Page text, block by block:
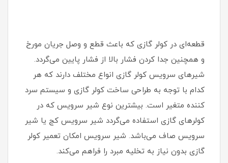
قطعه‌ای در کولر گازی که باعث قطع و وصل جریان مورخ
و همچنین جدا کردن فشار بالا از فشار پایین می‌گردد.
شیرهای سرویس کولر گازی انواع مختلف دارند که هر
کدام با توجه به طراحی ساخت کولر گازی و سیستم سرد
کننده متغیر است. بیشترین نوع شیر سرویس که در
کولرهای گازی استفاده می‌گردد شیر سرویس کج یا شیر
سرویس صاف می‌باشد. شیر سرویس امکان تعمیر کولر
گازی بدون نیاز به تخلیه مبرد را فراهم می‌کند.